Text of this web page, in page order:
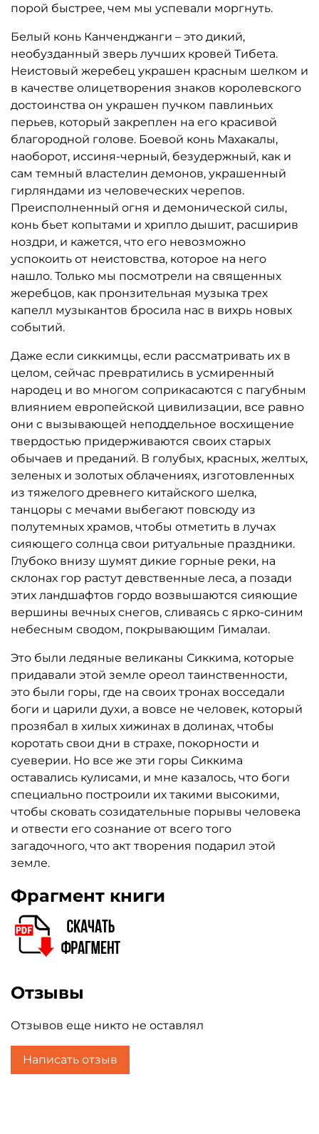
порой быстрее, чем мы успевали моргнуть.
Белый конь Канченджанги – это дикий,
необузданный зверь лучших кровей Тибета.
Неистовый жеребец украшен красным шелком и
в качестве олицетворения знаков королевского
достоинства он украшен пучком павлиньих
перьев, который закреплен на его красивой
благородной голове. Боевой конь Махакалы,
наоборот, иссиня-черный, безудержный, как и
сам темный властелин демонов, украшенный
гирляндами из человеческих черепов.
Преисполненный огня и демонической силы,
конь бьет копытами и хрипло дышит, расширив
ноздри, и кажется, что его невозможно
успокоить от неистовства, которое на него
нашло. Только мы посмотрели на священных
жеребцов, как пронзительная музыка трех
капелл музыкантов бросила нас в вихрь новых
событий.
Даже если сиккимцы, если рассматривать их в
целом, сейчас превратились в усмиренный
народец и во многом соприкасаются с пагубным
влиянием европейской цивилизации, все равно
они с вызывающей неподдельное восхищение
твердостью придерживаются своих старых
обычаев и преданий. В голубых, красных, желтых,
зеленых и золотых облачениях, изготовленных
из тяжелого древнего китайского шелка,
танцоры с мечами выбегают повсюду из
полутемных храмов, чтобы отметить в лучах
сияющего солнца свои ритуальные праздники.
Глубоко внизу шумят дикие горные реки, на
склонах гор растут девственные леса, а позади
этих ландшафтов гордо возвышаются сияющие
вершины вечных снегов, сливаясь с ярко-синим
небесным сводом, покрывающим Гималаи.
Это были ледяные великаны Сиккима, которые
придавали этой земле ореол таинственности,
это были горы, где на своих тронах восседали
боги и царили духи, а вовсе не человек, который
прозябал в хилых хижинах в долинах, чтобы
коротать свои дни в страхе, покорности и
суеверии. Но все же эти горы Сиккима
оставались кулисами, и мне казалось, что боги
специально построили их такими высокими,
чтобы сковать созидательные порывы человека
и отвести его сознание от всего того
загадочного, что акт творения подарил этой
земле.
Фрагмент книги
Отзывы
Отзывов еще никто не оставлял
Написать отзыв